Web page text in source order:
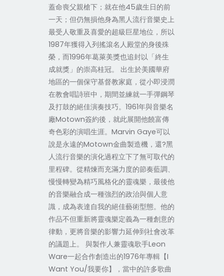
蓋命喪父親槍下；就在他45歲生日的前
一天；但仍無損他身為黑人流行音樂史上
最受人敬重及喜愛的超級巨星地位，所以
1987年獲得入列搖滾名人殿堂的身後殊
榮，而1996年葛萊美獎也追封以「終生
成就獎」的崇高桂冠。 出生於美國華府
地區的一個保守基督教家庭，從小即浸潤
在教會唱詩班中，期間並練就一手彈鋼琴
及打鼓的絕佳演奏技巧。1961年與音樂名
廠Motown簽約後，就此展開他饒富傳
奇色彩的演唱生涯。Marvin Gaye可以
說是永遠的Motown金曲製造機，還?黑
人流行音樂的演化過程立下了無可取代的
里程碑。從精煉而充滿力度的節奏藍調、
慢慢轉變為精巧風格化的靈魂樂，最後他
的音樂融合成一種強烈的政治與個人意
識，成為表達自我的絕佳藝術型態。他的
作品不但重新將靈魂樂定義為一種創意的
律動，更將音樂的影響力延伸到社會改革
的議題上。 與製作人兼靈魂歌手Leon
Ware一起合作創造出的1976年專輯【I
Want You/我要你】，當中的許多歌曲